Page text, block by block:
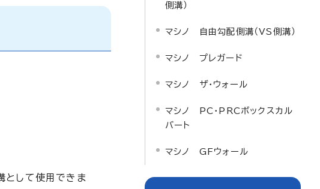
として使用できま
側溝）
マシノ 自由勾配側溝（VS側溝）
マシノ プレガード
マシノ ザ・ウォール
マシノ PC・PRCボックスカル
バート
マシノ GFウォール